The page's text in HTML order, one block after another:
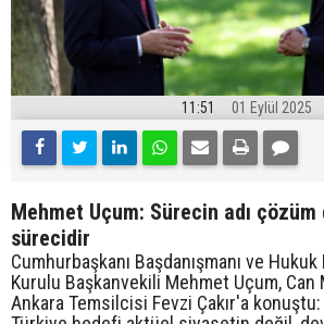
11:51 01 Eylül 2025
Mehmet Uçum: Sürecin adı
sürecidir
Cumhurbaşkanı Başdanışmanı ve
Kurulu Başkanvekili Mehmet Uçum, Can
Ankara Temsilcisi Fevzi Çakır'a